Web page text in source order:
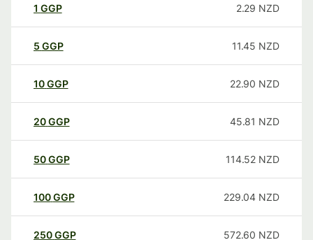
1 GGP 2.29 NZD
5 GGP 11.45 NZD
10GGP 22.90 NZD
20GGP 45.81 NZD
50GGP 114.52 NZD
100GGP 229.04 NZD
250GGP 572.60 NZD